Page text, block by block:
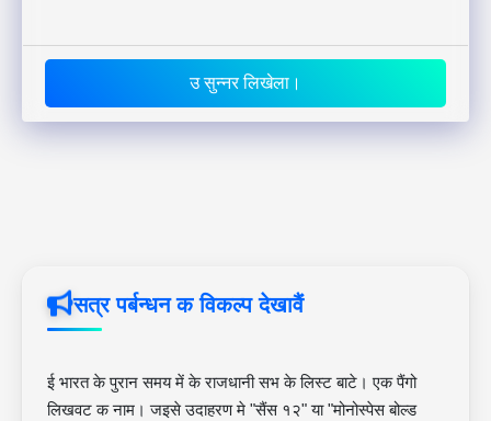
उ सुन्नर लिखेला।
सत्र पर्बन्धन क विकल्प देखावैं
ई भारत के पुरान समय में के राजधानी सभ के लिस्ट बाटे। एक पैंगो
लिखवट क नाम। जइसे उदाहरण मे "सैंस १२" या "मोनोस्पेस बोल्ड